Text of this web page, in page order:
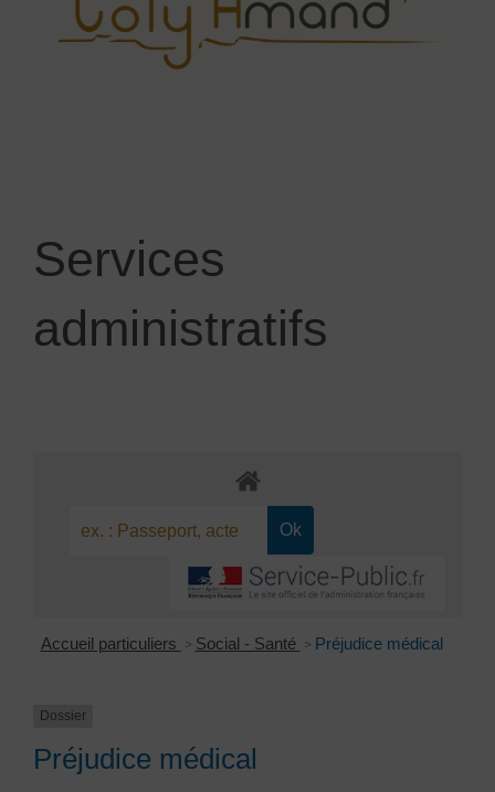
Services
administratifs
Accueil particuliers > Social - Santé > Préjudice médical
Dossier
Préjudice médical